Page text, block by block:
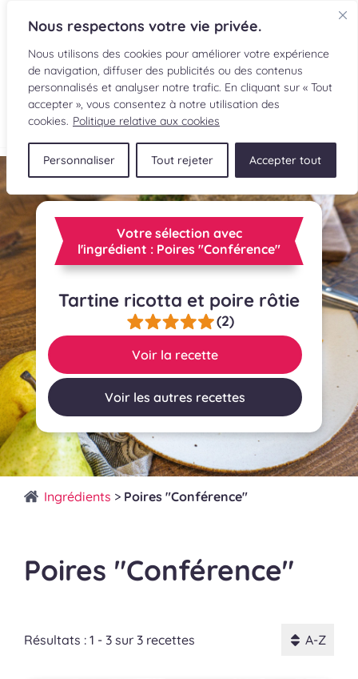
Nous respectons votre vie privée.
Nous utilisons des cookies pour améliorer votre expérience
de navigation, diffuser des publicités ou des contenus
personnalisés et analyser notre trafic. En cliquant sur « Tout
accepter », vous consentez à notre utilisation des
cookies. Politique relative aux cookies
Personnaliser Tout rejeter Accepter tout
EN
RECETTES
LECTURES CULINAIRES
BOUTIQUE
Votre sélection avec
l'ingrédient : Poires "Conférence"
Tartine ricotta et poire rôtie
(2)
Voir la recette
Voir les autres recettes
Ingrédients > Poires "Conférence"
Poires "Conférence"
Résultats : 1 - 3 sur 3 recettes A-Z